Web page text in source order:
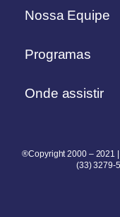
Nossa Equipe
Programas
Onde assistir
®Copyright 2000 – 2021
(33) 3279-